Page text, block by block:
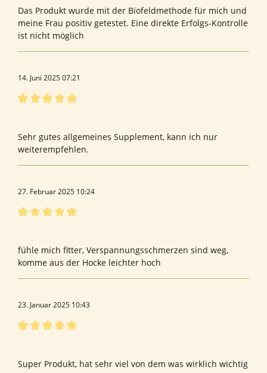
Das Produkt wurde mit der Biofeldmethode für mich und
meine Frau positiv getestet. Eine direkte Erfolgs-Kontrolle
ist nicht möglich
14. Juni 2025 07:21
Sehr gutes allgemeines Supplement, kann ich nur
weiterempfehlen.
27. Februar 2025 10:24
fühle mich fitter, Verspannungsschmerzen sind weg,
komme aus der Hocke leichter hoch
23. Januar 2025 10:43
Super Produkt, hat sehr viel von dem was wirklich wichtig